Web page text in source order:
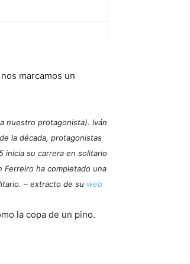
marcamos un
nuestro protagonista). Iván
la década, protagonistas
inicia su carrera en solitario
Ferreiro ha completado una
– extracto de su web
la copa de un pino.